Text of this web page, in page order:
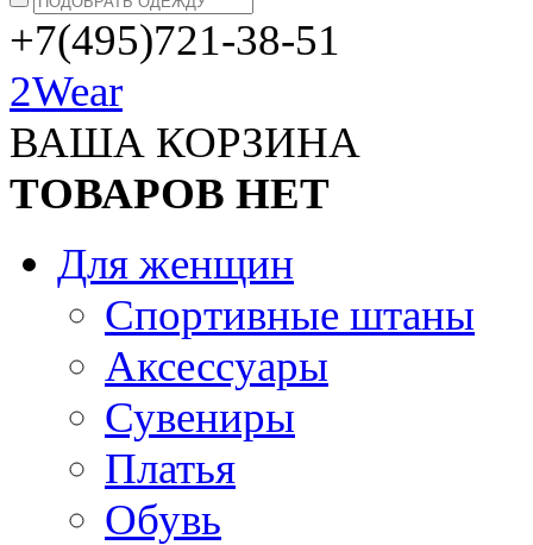
+7(495)721-38-51
2Wear
ВАША КОРЗИНА
ТОВАРОВ НЕТ
Для женщин
Спортивные штаны
Аксессуары
Сувениры
Платья
Обувь